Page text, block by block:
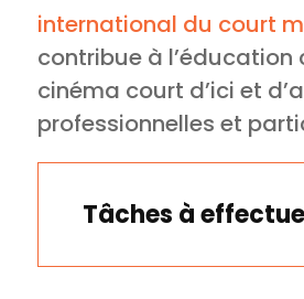
international du court
contribue à
cinéma court d’ici et
professionnelles et
Tâches à